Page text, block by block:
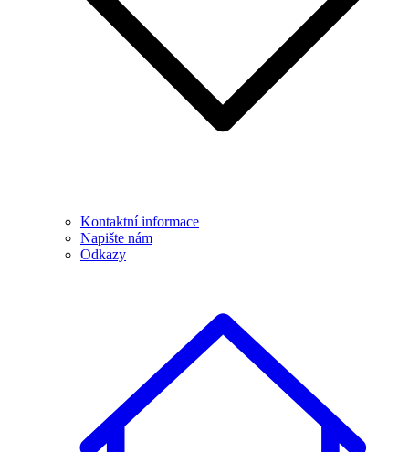
Kontaktní informace
Napište nám
Odkazy